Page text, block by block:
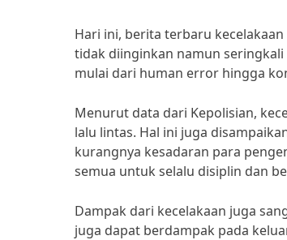
Hari ini, berita terbaru
tidak diinginkan namun seringkali
mulai dari human error hingga
Menurut data dari Kepolisian,
lalu lintas. Hal ini juga
kurangnya kesadaran para
semua untuk selalu disiplin dan
Dampak dari kecelakaan juga
juga dapat berdampak pada